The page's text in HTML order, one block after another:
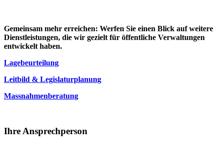
Gemeinsam mehr erreichen: Werfen Sie einen Blick auf weitere
Dienstleistungen, die wir gezielt für öffentliche Verwaltungen
entwickelt haben.
Lagebeurteilung
Leitbild & Legislaturplanung
Massnahmenberatung
Ihre Ansprechperson